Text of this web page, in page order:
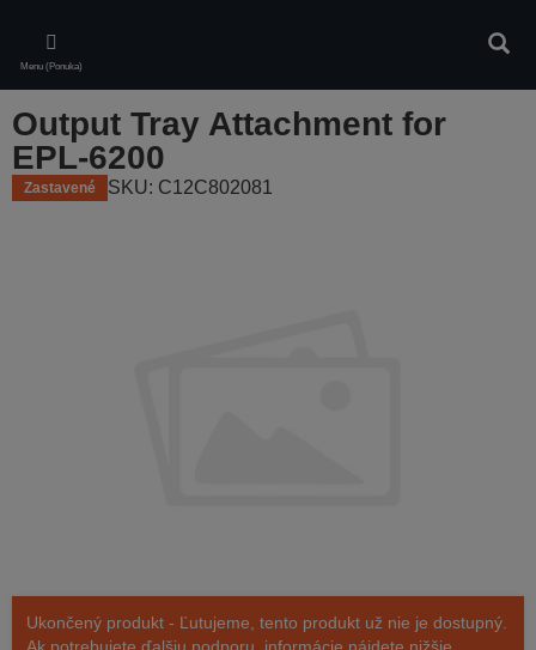
main
content
Menu (Ponuka)
Output Tray Attachment for
EPL-6200
Zastavené SKU: C12C802081
Ukončený produkt - Ľutujeme, tento produkt už nie je dostupný.